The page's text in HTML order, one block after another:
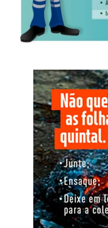
adaptação
penitenciários,
comunicações
O nome Replay
à capacidade de
operações
ciclo,
comando
estrutura os
para manter suas
Investigação
O inquérito
por um dos
18 de fevereiro
bairro São
O crime foi
anunciaram o
dependências da
os dois